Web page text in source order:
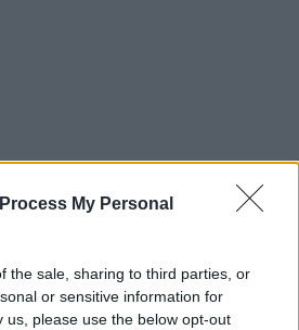
My Personal
the sale, sharing to third parties, or
or sensitive information for
us, please use the below opt-out
στο Google Newsκαι μάθετε
από την Ελλάδα και τον κόσμο.